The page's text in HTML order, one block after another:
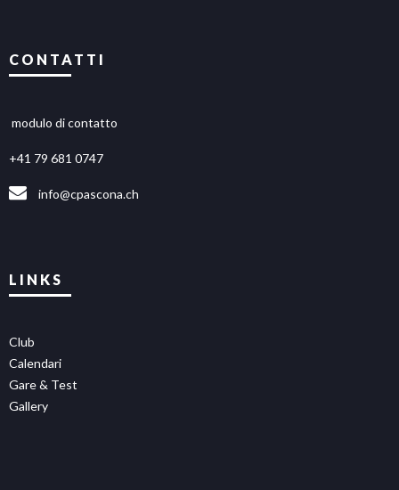
CONTATTI
modulo di contatto
+41 79 681 0747
info@cpascona.ch
LINKS
Club
Calendari
Gare & Test
Gallery